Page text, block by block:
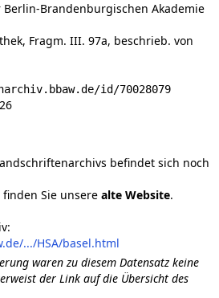
Brandenburgischen Akademie
Fragm. III. 97a, beschrieb. von
id/70028079
befindet sich noch
finden Sie unsere alte Website.
.../HSA/basel.html
waren zu diesem Datensatz keine
der Link auf die Übersicht des